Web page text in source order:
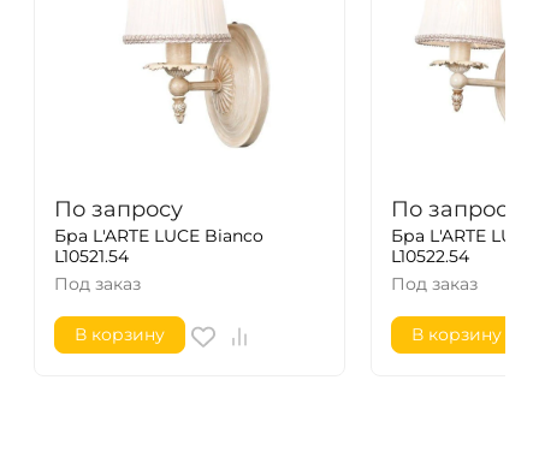
По запросу
Бра L'ARTE LUCE Bianco
L10521.54
Под заказ
В корзину
По запросу
Бра L'ARTE
L10522.54
Под заказ
В корзину